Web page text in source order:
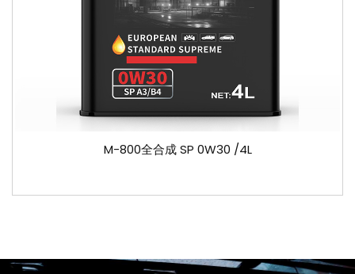
M-800全合成 SP 0W30 /4L